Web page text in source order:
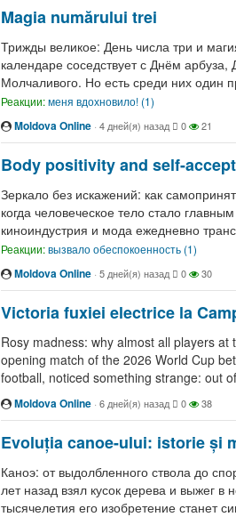
Magia numărului trei
Трижды великое: День числа три и
календаре соседствует с Днём
Молчаливого. Но есть среди них один
Реакции:меня вдохновило! (1)
Moldova Online · 4 дней(я) назад 0 21
Body positivity and self-
Зеркало без искажений: как
когда человеческое тело стало
киноиндустрия и мода ежедневно
Реакции:вызвало обеспокоенность (1)
Moldova Online · 5 дней(я) назад 0 30
Victoria fuxiei electrice la
Rosy madness: why almost all players
opening match of the 2026 World Cup
football, noticed something strange: out of
Moldova Online · 6 дней(я) назад 0 38
Evoluția canoe-ului: istorie și
Каноэ: от выдолбленного ствола до
лет назад взял кусок дерева и выжег
тысячелетия его изобретение станет